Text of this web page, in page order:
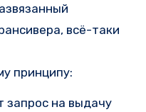
всё-таки
принципу:
запрос на выдачу